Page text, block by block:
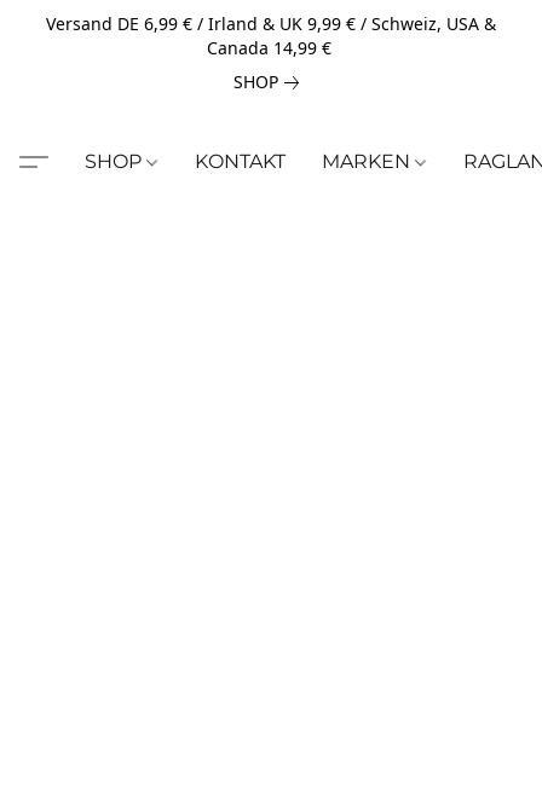
Versand DE 6,99 € / Irland & UK 9,99 € / Schweiz, USA &
Canada 14,99 €
SHOP
SHOP KONTAKT MARKEN